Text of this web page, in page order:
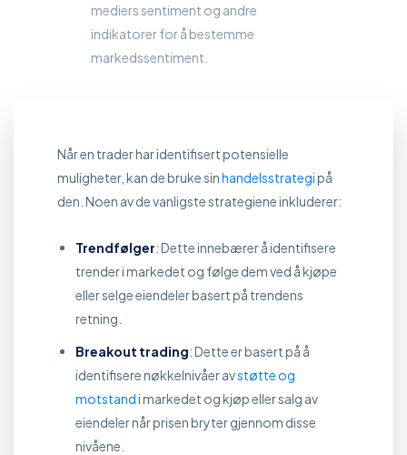
mediers sentiment og andre
indikatorer for å bestemme
markedssentiment.
Når en trader har identifisert potensielle
muligheter, kan de bruke sinhandelsstrategipå
den. Noen av de vanligste strategiene inkluderer:
Trendfølger: Dette innebærer å identifisere
trender i markedet og følge dem ved å kjøpe
eller selge eiendeler basert på trendens
retning.
Breakout trading: Dette er basert på å
identifisere nøkkelnivåer avstøtte og
motstandi markedet og kjøp eller salg av
eiendeler når prisen bryter gjennom disse
nivåene.